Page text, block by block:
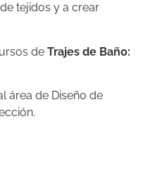
tejidos y a crear
de Trajes de Baño:
área de Diseño de